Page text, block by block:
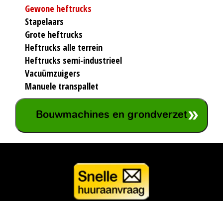
Gewone heftrucks
Stapelaars
Grote heftrucks
Heftrucks alle terrein
Heftrucks semi-industrieel
Vacuümzuigers
Manuele transpallet
Bouwmachines en grondverzet